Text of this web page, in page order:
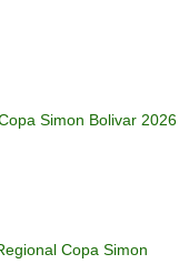
Simon Bolivar 2026
Copa Simon